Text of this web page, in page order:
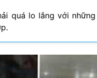
quá lo lắng với